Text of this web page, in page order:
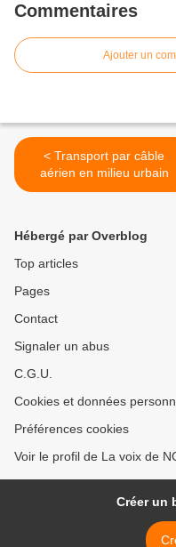
Commentaires
Ajouter un
< Transport par câble
aérien en milieu urbain
Hébergé par Overblog
Top articles
Pages
Contact
Signaler un abus
C.G.U.
Cookies et données
Préférences cookies
Voir le profil de La voix de
Créer un